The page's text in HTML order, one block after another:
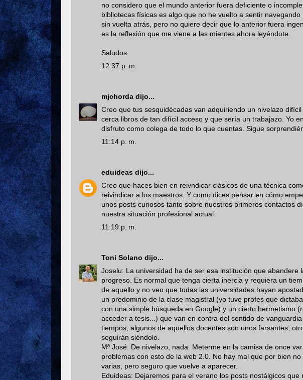
no considero que el mundo anterior fuera deficiente o
bibliotecas físicas es algo que no he vuelto a sentir
sin vuelta atrás, pero no quiere decir que lo anterior fuera
es la reflexión que me viene a las mientes ahora leyéndote.
Saludos.
12:37 p. m.
mjchorda dijo...
Creo que tus sesquidécadas van adquiriendo un nivelazo
cerca libros de tan difícil acceso y que sería un trabajazo. Yo
disfruto como colega de todo lo que cuentas. Sigue
11:14 p. m.
eduideas dijo...
Creo que haces bien en reivndicar clásicos de una técnica
reivindicar a los maestros. Y como dices pensar en cómo
unos posts curiosos tanto sobre nuestros primeros contactos
nuestra situación profesional actual.
11:19 p. m.
Toni Solano dijo...
Joselu: La universidad ha de ser esa institución que abandere
progreso. Es normal que tenga cierta inercia y requiera un
de aquello y no veo que todas las universidades hayan
un predominio de la clase magistral (yo tuve profes que
con una simple búsqueda en Google) y un cierto hermetismo
acceder a tesis...) que van en contra del sentido de
tiempos, algunos de aquellos docentes son unos farsantes;
seguirán siéndolo.
Mª José: De nivelazo, nada. Meterme en la camisa de once
problemas con esto de la web 2.0. No hay mal que por bien
varias, pero seguro que vuelve a aparecer.
Eduideas: Dejaremos para el verano los posts nostálgicos